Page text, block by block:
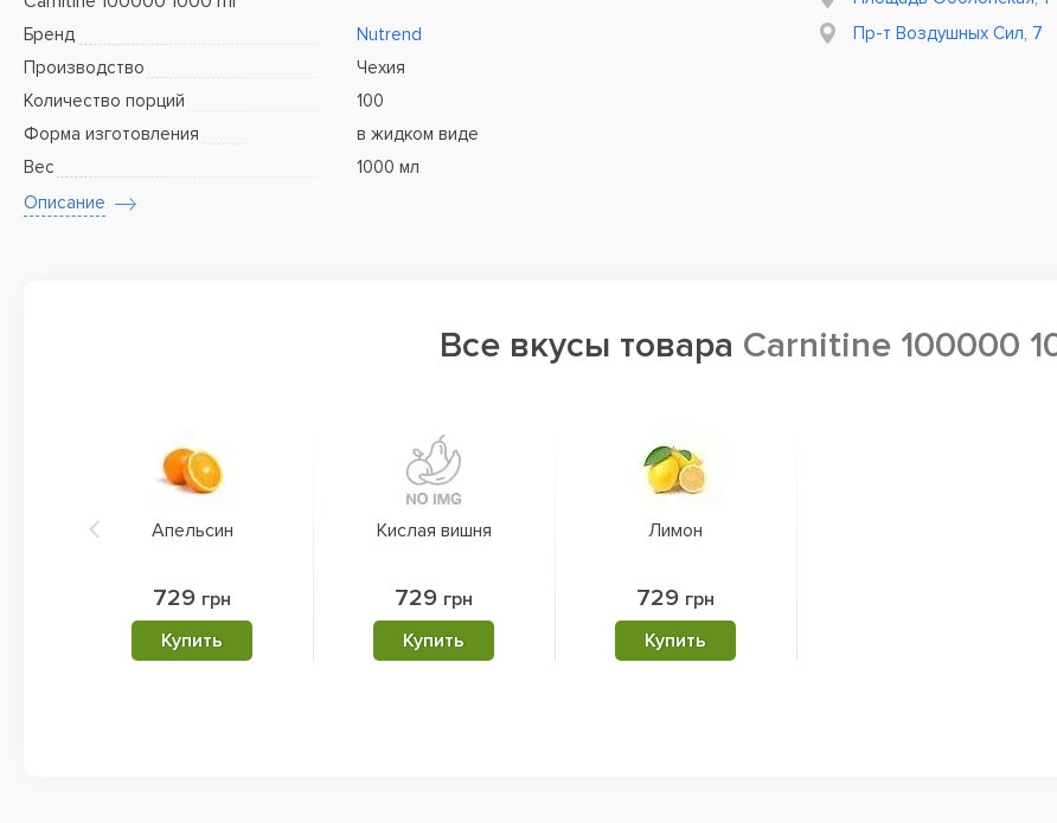
Бренд
Nutrend
Производство
Чехия
Количество порций
100
Форма изготовления
в жидком виде
Вес
1000 мл
Описание
Пр-т Воздушных Сил, 7
Все вкусы товара Carnitine 100000
Апельсин
729 грн
Купить
Кислая вишня
729 грн
Купить
Лимон
729 грн
Купить